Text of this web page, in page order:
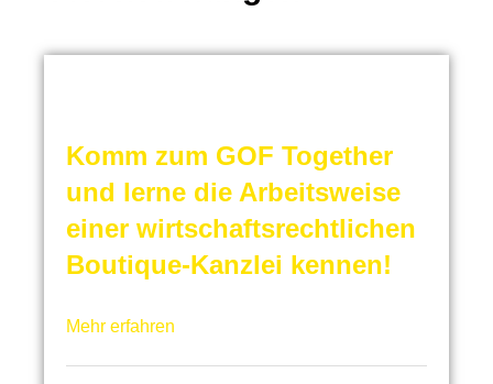
Komm zum GOF Together
und lerne die Arbeitsweise
einer wirtschaftsrechtlichen
Boutique-Kanzlei kennen!
Mehr erfahren